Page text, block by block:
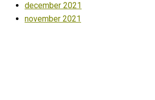
december 2021
november 2021